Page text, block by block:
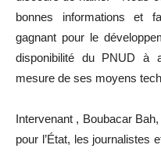
bonnes informations et
gagnant pour le
disponibilité du PNUD à
mesure de ses moyens
Intervenant , Boubacar
pour l’État, les journalistes